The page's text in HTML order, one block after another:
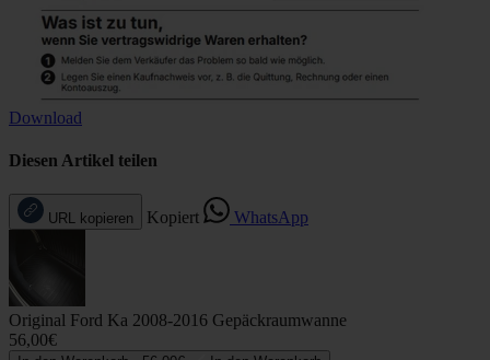
Download
Diesen Artikel teilen
URL kopieren Kopiert WhatsApp
Original Ford Ka 2008-2016 Gepäckraumwanne
56,00€